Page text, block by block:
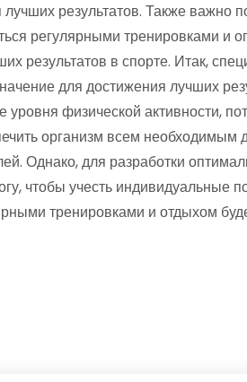
результатов. Также важно
регулярными тренировками и
результатов в спорте. Итак,
для достижения лучших
физической активности,
организм всем необходимым
Однако, для разработки
чтобы учесть индивидуальные
тренировками и отдыхом